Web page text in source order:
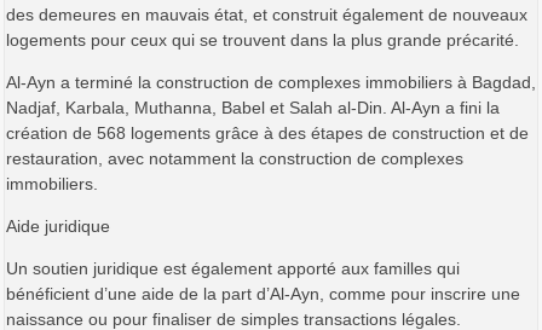
des demeures en mauvais état, et construit également de nouveaux
logements pour ceux qui se trouvent dans la plus grande précarité.
Al-Ayn a terminé la construction de complexes immobiliers à Bagdad,
Nadjaf, Karbala, Muthanna, Babel et Salah al-Din. Al-Ayn a fini la
création de 568 logements grâce à des étapes de construction et de
restauration, avec notamment la construction de complexes
immobiliers.
Aide juridique
Un soutien juridique est également apporté aux familles qui
bénéficient d’une aide de la part d’Al-Ayn, comme pour inscrire une
naissance ou pour finaliser de simples transactions légales.